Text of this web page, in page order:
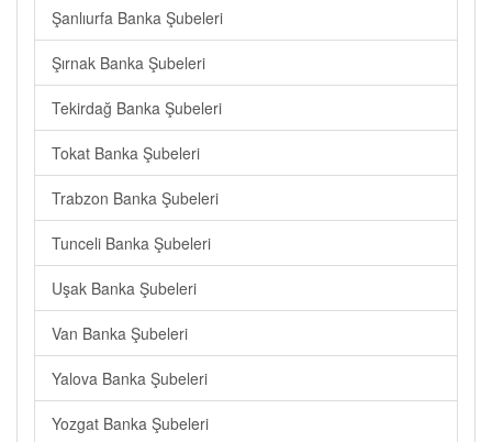
Şanlıurfa Banka Şubeleri
Şırnak Banka Şubeleri
Tekirdağ Banka Şubeleri
Tokat Banka Şubeleri
Trabzon Banka Şubeleri
Tunceli Banka Şubeleri
Uşak Banka Şubeleri
Van Banka Şubeleri
Yalova Banka Şubeleri
Yozgat Banka Şubeleri